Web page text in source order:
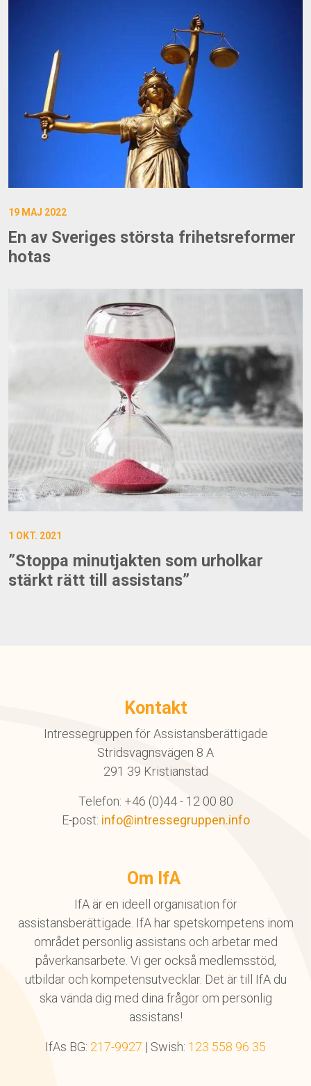
19 MAJ 2022
En av Sveriges största frihetsreformer
hotas
1 OKT. 2021
”Stoppa minutjakten som urholkar
stärkt rätt till assistans”
Kontakt
Intressegruppen för Assistansberättigade
Stridsvagnsvägen 8 A
291 39 Kristianstad
Telefon: +46 (0)44 - 12 00 80
E-post: info@intressegruppen.info
Om IfA
IfA är en ideell organisation för
assistansberättigade. IfA har spetskompetens inom
området personlig assistans och arbetar med
påverkansarbete. Vi ger också medlemsstöd,
utbildar och kompetensutvecklar. Det är till IfA du
ska vända dig med dina frågor om personlig
assistans!
IfAs BG: 217-9927 | Swish: 123 558 96 35